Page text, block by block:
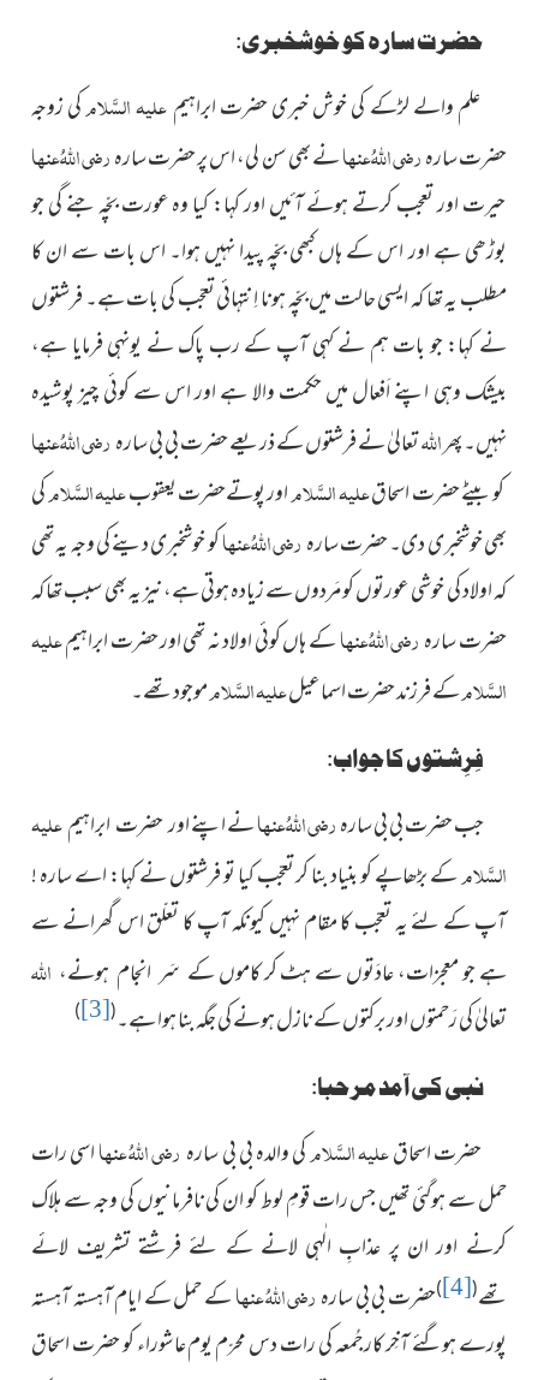
حضرت سارہ کو خوشخبری:
علم والے لڑکے کی خوش خبری حضرت ابراہیمعلیہ السَّلامکی زوجہ
حضرت سارہرضی اللہُ عنہانے بھی سن لی، اس پر حضرت سارہرضی اللہُ عنہا
حیرت اور تعجب کرتے ہوئے آئیں اور کہا: کیا وہ عورت بچّہ جنے گی جو
بوڑھی ہے اور اس کے ہاں کبھی بچّہ پیدا نہیں ہوا۔ اس بات سے ان کا
مطلب یہ تھا کہ ایسی حالت میں بچّہ ہونا اِنتہائی تعجّب کی بات ہے۔ فرشتوں
نے کہا: جو بات ہم نے کہی آپ کے رب پاک نے یونہی فرمایا ہے،
بیشک وہی اپنے اَفعال میں حکمت والا ہے اور اس سے کوئی چیز پوشیدہ
نہیں۔ پھراللہتعالیٰ نے فرشتوں کے ذریعے حضرت بی بی سارہرضی اللہُ عنہا
کو بیٹے حضرت اسحاقعلیہ السَّلاماور پوتےحضرت یعقوبعلیہ السَّلامکی
بھی خوشخبری دی۔ حضرت سارہرضی اللہُ عنہاکو خوشخبری دینے کی وجہ یہ تھی
کہ اولاد کی خوشی عورتوں کو مَردوں سے زیادہ ہوتی ہے، نیز یہ بھی سبب تھا کہ
حضرت سارہرضی اللہُ عنہاکے ہاں کوئی اولاد نہ تھی اور حضرت ابراہیمعلیہ
السَّلامکے فرزند حضرت اسماعیلعلیہ السَّلامموجود تھے۔
فِرِشتوں کا جواب:
جب حضرت بی بی سارہرضی اللہُ عنہانے اپنےاور حضرت ابراہیمعلیہ
السَّلامکے بڑھاپے کو بنیاد بنا کر تعجّب کیا تو فرشتوںنے کہا: اے سارہ !
آپ کے لئے یہ تعجّب کا مقام نہیں کیونکہ آپ کا تعلّق اس گھرانے سے
ہے جو معجزات، عادَتوں سے ہٹ کر کاموںکے سَر انجام ہونے، اللہ
تعالیٰ کی رَحمتوں اور برکتوں کے نازل ہونےکی جگہ بنا ہوا ہے۔(
[3]
)
نبی کی آمد مرحبا:
حضرت اسحاقعلیہ السَّلامکی والدہ بی بی سارہرضی اللہُ عنہااسی رات
حمل سے ہوگئی تھیں جس رات قومِ لوط کو ان کی نافرمانیوں کی وجہ سے ہلاک
کرنے اور ان پر عذابِ الٰہی لانے کے لئے فرشتے تشریف لائے
تھے(
[4]
)حضرت بی بی سارہرضی اللہُ عنہاکے حمل کے ایام آہستہ آہستہ
پورے ہوگئے آخِر کار جُمعہ کی رات دس محرّم یوم عاشوراء کو حضرت اسحاق